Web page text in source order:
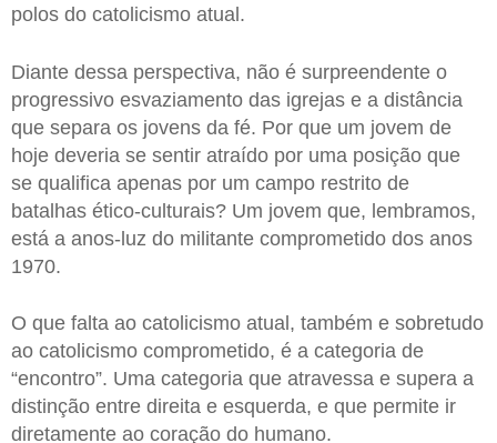
polos do catolicismo atual.
Diante dessa perspectiva, não é surpreendente o
progressivo esvaziamento das igrejas e a distância
que separa os jovens da fé. Por que um jovem de
hoje deveria se sentir atraído por uma posição que
se qualifica apenas por um campo restrito de
batalhas ético-culturais? Um jovem que, lembramos,
está a anos-luz do militante comprometido dos anos
1970.
O que falta ao catolicismo atual, também e sobretudo
ao catolicismo comprometido, é a categoria de
“encontro”. Uma categoria que atravessa e supera a
distinção entre direita e esquerda, e que permite ir
diretamente ao coração do humano.